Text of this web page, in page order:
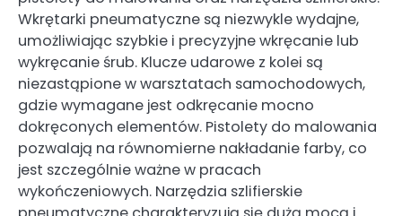
Wkrętarki pneumatyczne są niezwykle wydajne,
umożliwiając szybkie i precyzyjne wkręcanie lub
wykręcanie śrub. Klucze udarowe z kolei są
niezastąpione w warsztatach samochodowych,
gdzie wymagane jest odkręcanie mocno
dokręconych elementów. Pistolety do malowania
pozwalają na równomierne nakładanie farby, co
jest szczególnie ważne w pracach
wykończeniowych. Narzędzia szlifierskie